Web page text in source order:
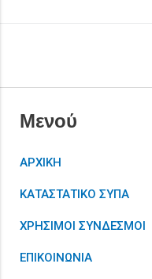
Μενού
ΑΡΧΙΚΗ
ΚΑΤΑΣΤΑΤΙΚΟ ΣΥΠΑ
ΧΡΗΣΙΜΟΙ ΣΥΝΔΕΣΜΟΙ
ΕΠΙΚΟΙΝΩΝΙΑ